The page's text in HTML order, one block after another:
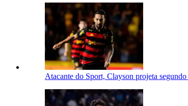
Atacante do Sport, Clayson projeta